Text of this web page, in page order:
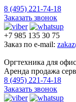
8 (495) 221-74-18
Заказать звонок
+7 985 135 30 75
Заказ по e-mail:
Оргтехника для
Аренда продажа
8 (495) 221-74-18
Заказать звонок